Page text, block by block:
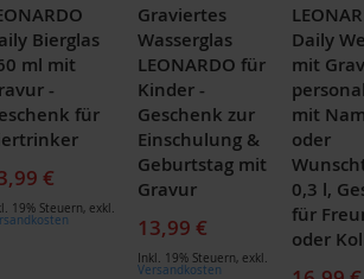
Bierglas
ml mit
-
für
€
19% Steuern, exkl.
Graviertes
Wasserglas
LEONARDO für
Kinder -
Geschenk zur
Einschulung &
Geburtstag mit
Gravur
13,99 €
Inkl. 19% Steuern, exkl.
Versandkosten
Daily
mit
mit
oder
0,3 l,
für
oder